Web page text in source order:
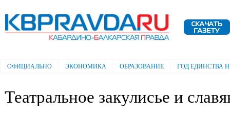
Электронная газета "Кабардино-
Балкарская правда"
Главное меню
ОФИЦИАЛЬНО ЭКОНОМИКА ОБРАЗОВАНИЕ ГОД ЕДИНСТВА
Театральное закулисье и